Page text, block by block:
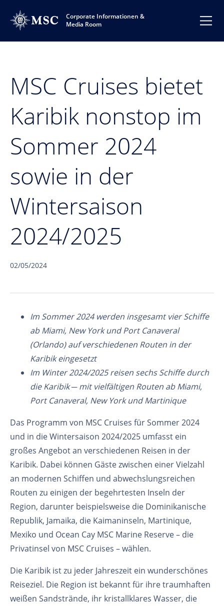
Corporate Informationen &
Media Room
MSC Cruises bietet
Karibik nonstop im
Sommer 2024
sowie in der
Wintersaison
2024/2025
02/05/2024
Im Sommer 2024 werden insgesamt vier Schiffe
ab Miami, New York und Port Canaveral
(Orlando) auf verschiedenen Routen in der
Karibik eingesetzt
Im Winter 2024/2025 reisen sechs Schiffe durch
die Karibik ─ mit vielfältigen Routen ab Miami,
Port Canaveral, New York und Martinique
Das Programm von MSC Cruises für Sommer 2024
und in die Wintersaison 2024/2025 umfasst ein
großes Angebot an verschiedenen Reisen in der
Karibik. Dabei können Gäste zwischen einer Vielzahl
an modernen Schiffen und abwechslungsreichen
Routen zu einigen der begehrtesten Inseln der
Region, darunter beispielsweise die Dominikanische
Republik, Jamaika, die Kaimaninseln, Martinique,
Mexiko und Ocean Cay MSC Marine Reserve – die
Privatinsel von MSC Cruises – wählen.
Die Karibik ist zu jeder Jahreszeit ein wunderschönes
Reiseziel. Die Region ist bekannt für ihre traumhaften
weißen Sandstrände, ihr kristallklares Wasser, die